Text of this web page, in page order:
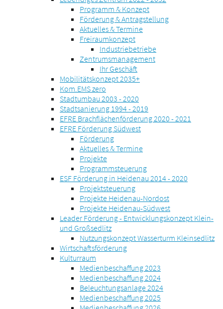
Programm & Konzept
Förderung & Antragstellung
Aktuelles & Termine
Freiraumkonzept
Industriebetriebe
Zentrumsmanagement
Ihr Geschäft
Mobilitätskonzept 2035+
Kom.EMS zero
Stadtumbau 2003 - 2020
Stadtsanierung 1994 - 2019
EFRE Brachflächenförderung 2020 - 2021
EFRE Förderung Südwest
Förderung
Aktuelles & Termine
Projekte
Programmsteuerung
ESF Förderung in Heidenau 2014 - 2020
Projektsteuerung
Projekte Heidenau-Nordost
Projekte Heidenau-Südwest
Leader Förderung - Entwicklungskonzept Klein-
und Großsedlitz
Nutzungskonzept Wasserturm Kleinsedlitz
Wirtschaftsförderung
Kulturraum
Medienbeschaffung 2023
Medienbeschaffung 2024
Beleuchtungsanlage 2024
Medienbeschaffung 2025